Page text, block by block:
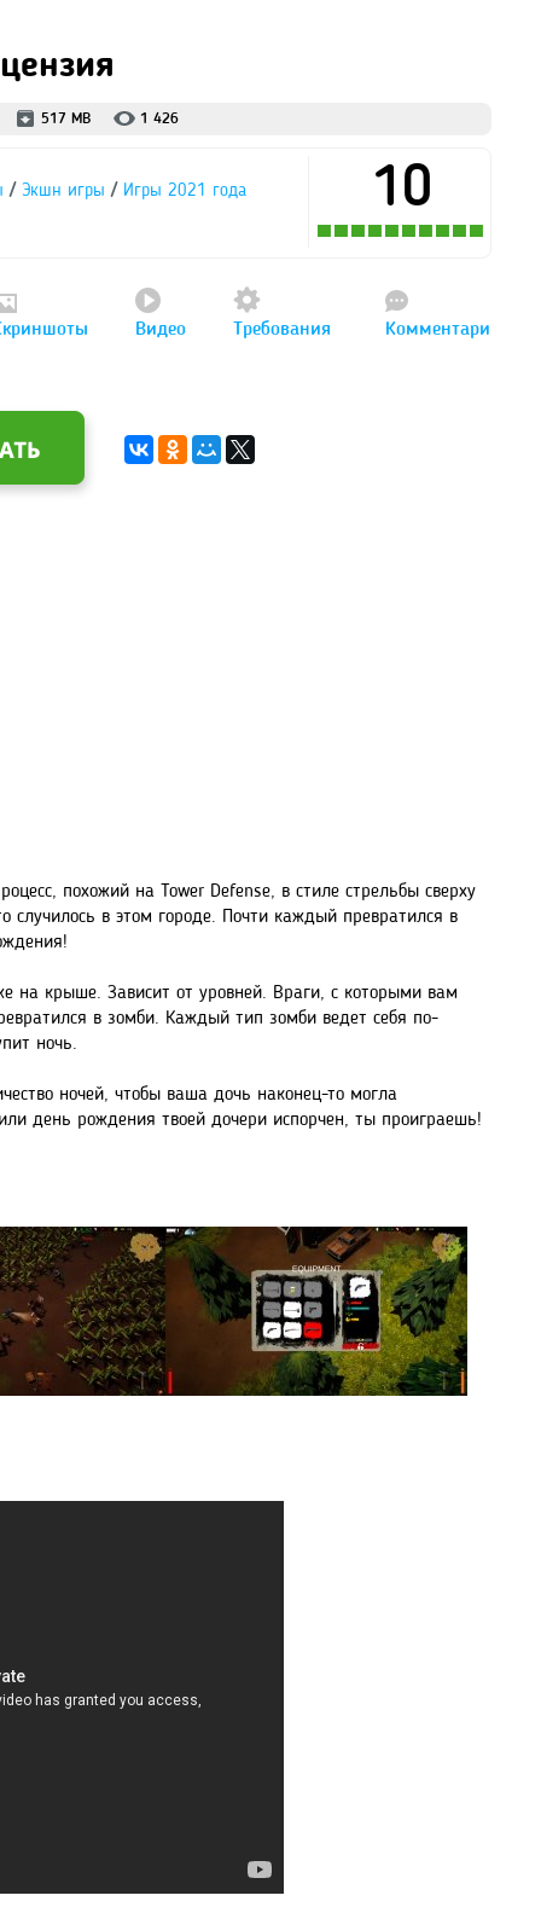
517 MB 1 426
/ Экшн игры / Игры 2021 года 10
Видео Требования Комментари
похожий на Tower Defense, в стиле стрельбы сверху
случилось в этом городе. Почти каждый превратился в
на крыше. Зависит от уровней. Враги, с которыми вам
в зомби. Каждый тип зомби ведет себя по-
ночь.
ночей, чтобы ваша дочь наконец-то могла
день рождения твоей дочери испорчен, ты проиграешь!